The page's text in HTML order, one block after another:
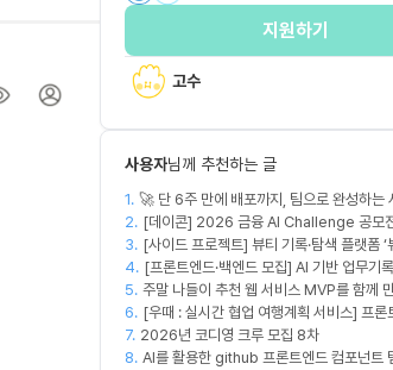
지원하기
고수
사용자님께 추천하는 글
1. 🚀 단 6주 만에 배포까지, 팀으로 완성하는
젝트 [스위프 웹 15기] 🚀
2. [데이콘] 2026 금융 AI Challenge 공모
프론트엔드, 백엔드, 디자이너 구합니다!
3. [사이드 프로젝트] 뷰티 기록·탐색 플랫폼 ‘
자이너·프론트엔드·백엔드 팀원을 모집합
4. [프론트엔드·백엔드 모집] AI 기반 업무기
스 MVP 개발
5. 주말 나들이 추천 웹 서비스 MVP를 함께
드/디자이너 모집합니다
6. [우때 : 실시간 협업 여행계획 서비스] 프론
자 팀원을 모집합니다
7. 2026년 코디영 크루 모집 8차
8. AI를 활용한 github 프론트엔드 컴포넌트